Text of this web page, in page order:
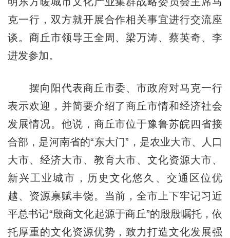
克一行，双方就开展合作相关事宜进行交流座
谈。商丘市领导王全周、梁万涛、蔡英奇、李
进发参加。
摆向阳代表商丘市委、市政府对马克一行
表示欢迎，并简要介绍了商丘市情和经济社会
发展情况。他说，商丘市位于豫鲁苏皖四省接
合部，是河南省的“东大门”，是农业大市、人口
大市、经济大市、教育大市、文化资源大市、
新兴工业城市，历史文化悠久、交通区位优
越、资源禀赋丰饶。当前，全市上下牢记习近
平总书记“殷商文化起源于商丘”的殷殷嘱托，依
托厚重的文化资源优势，致力打造文化发展强